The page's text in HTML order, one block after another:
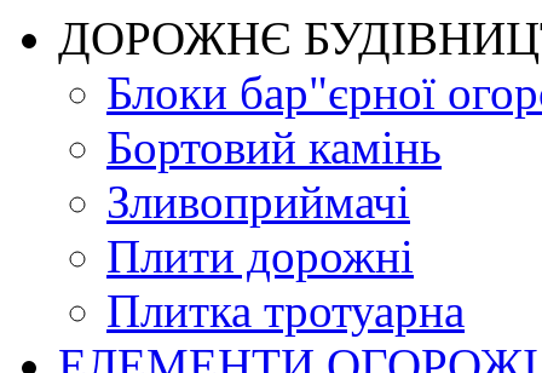
ДОРОЖНЄ
Блоки бар"єрної
Бортовий камінь
Зливоприймачі
Плити дорожні
Плитка тротуарна